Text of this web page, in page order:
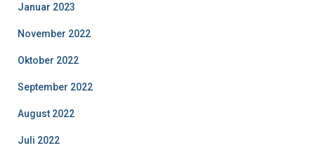
Januar 2023
November 2022
Oktober 2022
September 2022
August 2022
Juli 2022